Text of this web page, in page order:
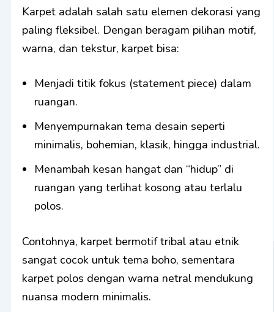
Karpet adalah salah satu elemen dekorasi yang
paling fleksibel. Dengan beragam pilihan motif,
warna, dan tekstur, karpet bisa:
Menjadi titik fokus (statement piece) dalam
ruangan.
Menyempurnakan tema desain seperti
minimalis, bohemian, klasik, hingga industrial.
Menambah kesan hangat dan “hidup” di
ruangan yang terlihat kosong atau terlalu
polos.
Contohnya, karpet bermotif tribal atau etnik
sangat cocok untuk tema boho, sementara
karpet polos dengan warna netral mendukung
nuansa modern minimalis.